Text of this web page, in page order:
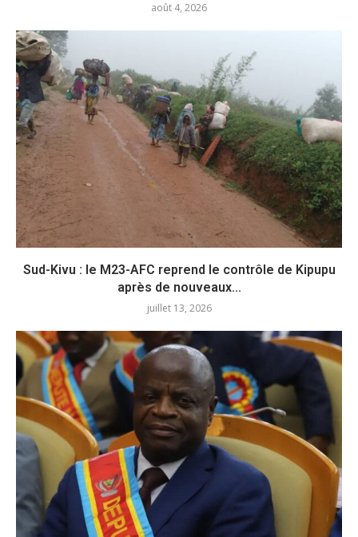
août 4, 2026
Sud-Kivu : le M23-AFC reprend le contrôle de Kipupu
après de nouveaux...
juillet 13, 2026